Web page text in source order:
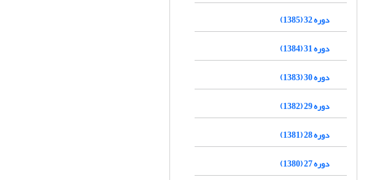
دوره 32 (1385)
دوره 31 (1384)
دوره 30 (1383)
دوره 29 (1382)
دوره 28 (1381)
دوره 27 (1380)